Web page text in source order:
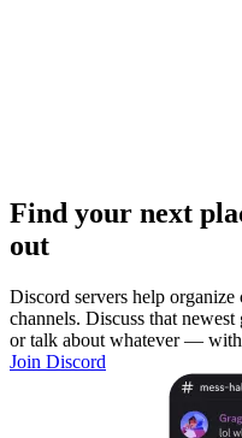
Find your next
out
Discord servers help
channels. Discuss that
or talk about whatever —
Join Discord